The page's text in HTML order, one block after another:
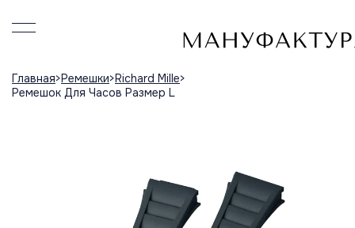
Главная Ремешки Richard Mille
Ремешок Для Часов Размер L